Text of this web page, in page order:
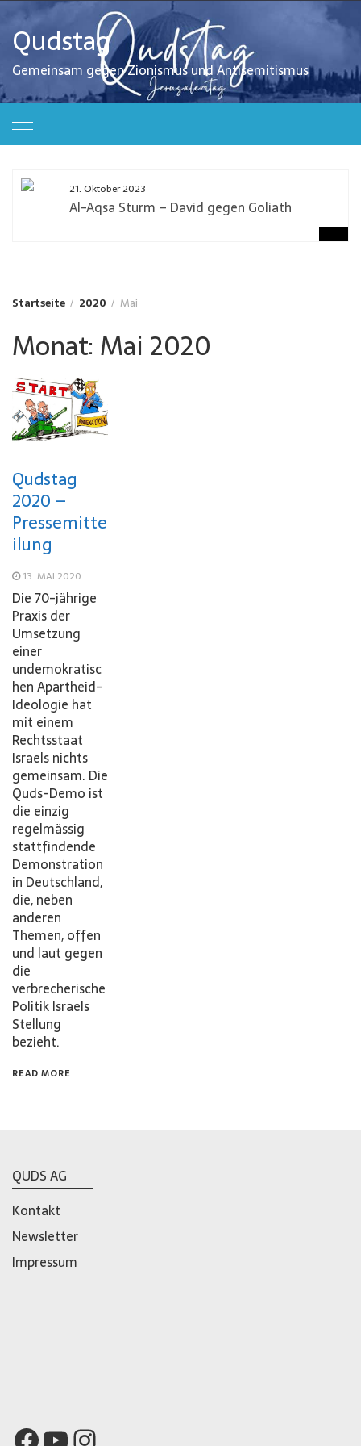
Zum
Inhalt
springen
Qudstag
Gemeinsam gegen Zionismus und Antisemitismus
21. Oktober 2023
Al-Aqsa Sturm – David gegen Goliath
Startseite 2020 Mai
Monat: Mai 2020
Qudstag
2020 –
Pressemitte
ilung
13. MAI 2020
Die 70-jährige
Praxis der
Umsetzung
einer
undemokratisc
hen Apartheid-
Ideologie hat
mit einem
Rechtsstaat
Israels nichts
gemeinsam. Die
Quds-Demo ist
die einzig
regelmässig
stattfindende
Demonstration
in Deutschland,
die, neben
anderen
Themen, offen
und laut gegen
die
verbrecherische
Politik Israels
Stellung
bezieht.
READ MORE
QUDS AG
Kontakt
Newsletter
Impressum